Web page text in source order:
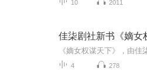
10 2011
佳柒剧社新书《嫡女
4 278